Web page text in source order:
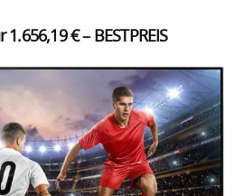
1.656,19 € – BESTPREIS